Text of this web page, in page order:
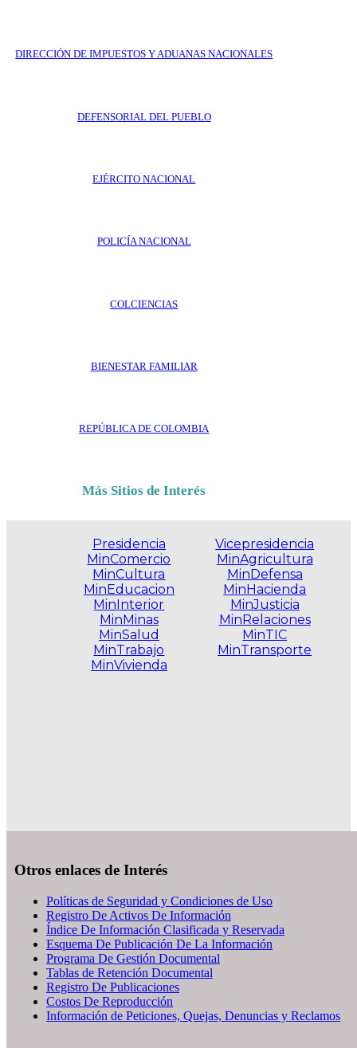
DIRECCIÓN DE IMPUESTOS Y ADUANAS NACIONALES
DEFENSORIAL DEL PUEBLO
EJÉRCITO NACIONAL
POLICÍA NACIONAL
COLCIENCIAS
BIENESTAR FAMILIAR
REPÚBLICA DE COLOMBIA
Más Sitios de Interés
Presidencia
MinComercio
MinCultura
MinEducacion
MinInterior
MinMinas
MinSalud
MinTrabajo
MinVivienda
Vicepresidencia
MinAgricultura
MinDefensa
MinHacienda
MinJusticia
MinRelaciones
MinTIC
MinTransporte
Otros enlaces de Interés
Políticas de Seguridad y Condiciones de Uso
Registro De Activos De Información
Índice De Información Clasificada y Reservada
Esquema De Publicación De La Información
Programa De Gestión Documental
Tablas de Retención Documental
Registro De Publicaciones
Costos De Reproducción
Información de Peticiones, Quejas, Denuncias y Reclamos